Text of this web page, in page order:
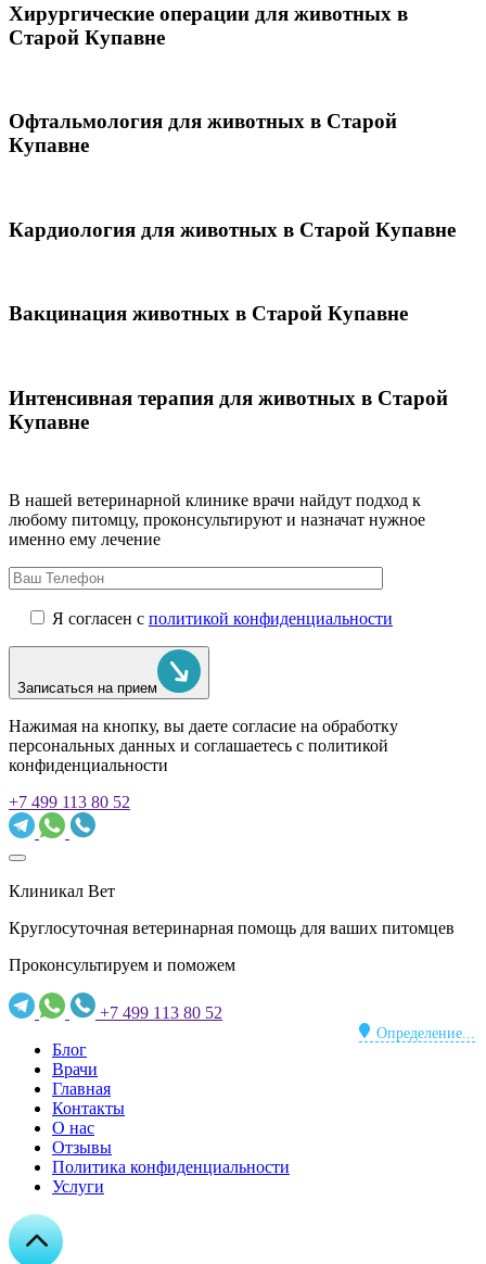
Хирургические операции для животных в
Старой Купавне
Офтальмология для животных в Старой
Купавне
Кардиология для животных в Старой Купавне
Вакцинация животных в Старой Купавне
Интенсивная терапия для животных в Старой
Купавне
В нашей ветеринарной клинике врачи найдут подход к
любому питомцу, проконсультируют и назначат нужное
именно ему лечение
Я согласен с политикой конфиденциальности
Записаться на прием
Нажимая на кнопку, вы даете согласие на обработку
персональных данных и соглашаетесь c политикой
конфиденциальности
+7 499 113 80 52
Клиникал Вет
Круглосуточная ветеринарная помощь для ваших питомцев
Проконсультируем и поможем
+7 499 113 80 52
Определение...
Блог
Врачи
Главная
Контакты
О нас
Отзывы
Политика конфиденциальности
Услуги